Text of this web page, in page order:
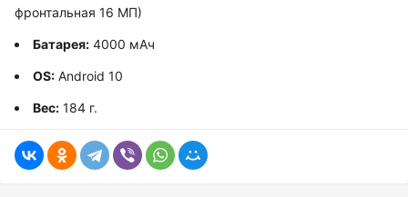
фронтальная 16 МП)
Батарея: 4000 мАч
OS: Android 10
Вес: 184 г.